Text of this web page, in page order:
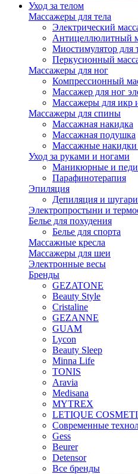
Уход за телом
Массажеры для тела
Электрический
Антицеллюлитный
Миостимулятор для
Перкусионный
Массажеры для ног
Компрессионный
Массажер для ног
Массажеры для икр
Массажеры для спины
Массажная накидка
Массажная подушка
Массажные накидки
Уход за руками и ногами
Маникюрные и
Парафинотерапия
Эпиляция
Депиляция и
Электропростыни и
Белье для похудения
Белье для спорта
Массажные кресла
Массажеры для шеи
Электронные весы
Бренды
GEZATONE
Beauty Style
Cristaline
GEZANNE
GUAM
Lycon
Beauty Sleep
Minna Life
TONIS
Aravia
Medisana
MYTREX
LETIQUE
Современные
Gess
Beurer
Detensor
Все бренды